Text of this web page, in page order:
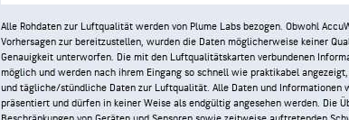
Alle Rohdaten zur Luftqualität werden von Plume Labs bezogen. Obwohl
Vorhersagen zur bereitzustellen, wurden die Daten möglicherweise keiner
Genauigkeit unterworfen. Die mit den Luftqualitätskarten verbundenen
möglich und werden nach ihrem Eingang so schnell wie praktikabel
und tägliche/stündliche Daten zur Luftqualität. Alle Daten und Informationen
präsentiert und dürfen in keiner Weise als endgültig angesehen werden. Die